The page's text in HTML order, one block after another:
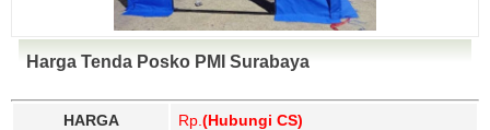
Harga Tenda Posko PMI Surabaya
HARGA Rp. (Hubungi CS)